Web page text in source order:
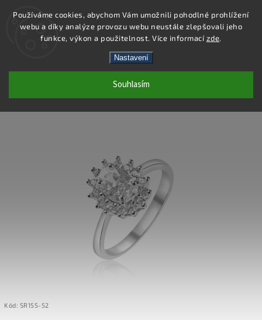
Používáme cookies, abychom Vám umožnili pohodlné prohlížení
webu a díky analýze provozu webu neustále zlepšovali jeho
funkce, výkon a použitelnost. Více informacízde.
Nastavení
Souhlasím
Hledat
SR155 - PRSTEN AG 925/1000
Kód: SR155-52